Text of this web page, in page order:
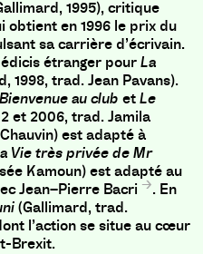
1995), critique
obtient en 1996 le prix du
sa carrière d’écrivain.
étranger pourLa
1998, trad. Jean Pavans).
Bienvenue au club etLe
et 2006, trad. Jamila
est adapté à
Vie très privée de Mr
Kamoun) estadapté au
Jean–Pierre Bacri
. En
(Gallimard, trad.
l’action se situe au cœur
Brexit.